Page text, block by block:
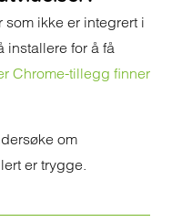
ikke er integrert i
installere for å få
Chrome-tillegg finner
om
er trygge.